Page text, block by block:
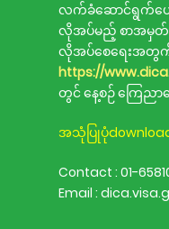
လက်ခံဆောင်ရွက်ပေး
လိုအပ်မည့် စာအမှတ်
လိုအပ်စေရေးအတွ
https://
တွင် နေ့စဉ် ကြေညာ
အသုံပြုပုံ
Contact : 01-
Email :